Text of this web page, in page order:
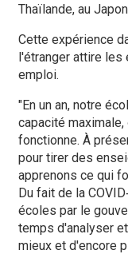
Thaïlande, au
Cette expérience
l'étranger attire les
emploi.
"En un an, notre
capacité
fonctionne. À
pour tirer des
apprenons ce qui
Du fait de la
écoles par le
temps d'analyser
mieux et d'encore